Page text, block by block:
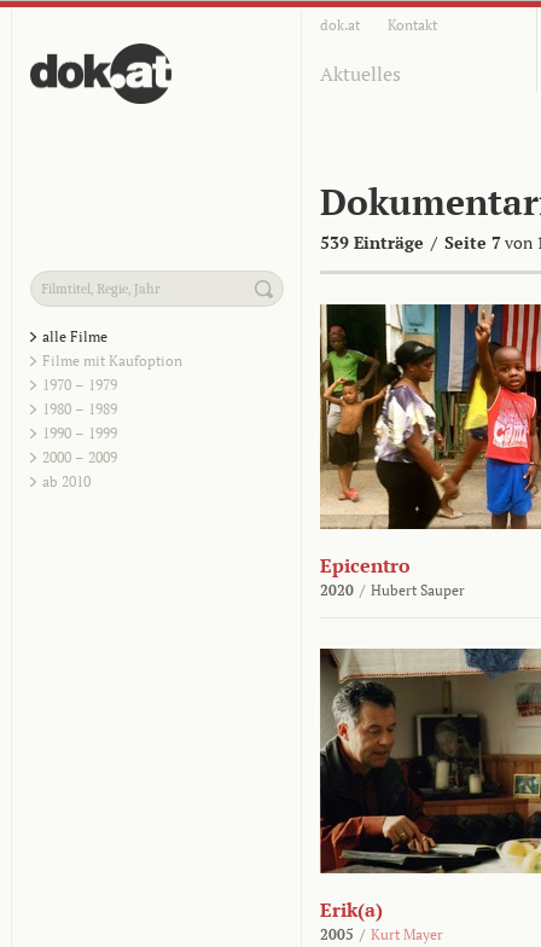
dok.at Kontakt
Aktuelles
539 Einträge / Seite 7von
alle Filme
Filme mit Kaufoption
1970 – 1979
1980 – 1989
1990 – 1999
2000 – 2009
ab 2010
Epicentro
2020 / Hubert Sauper
Erik(a)
2005 / Kurt Mayer